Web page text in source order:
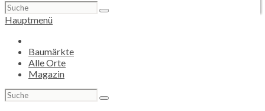
Suchen
nach:
Hauptmenü
Baumärkte
Alle Orte
Magazin
Suchen
nach: